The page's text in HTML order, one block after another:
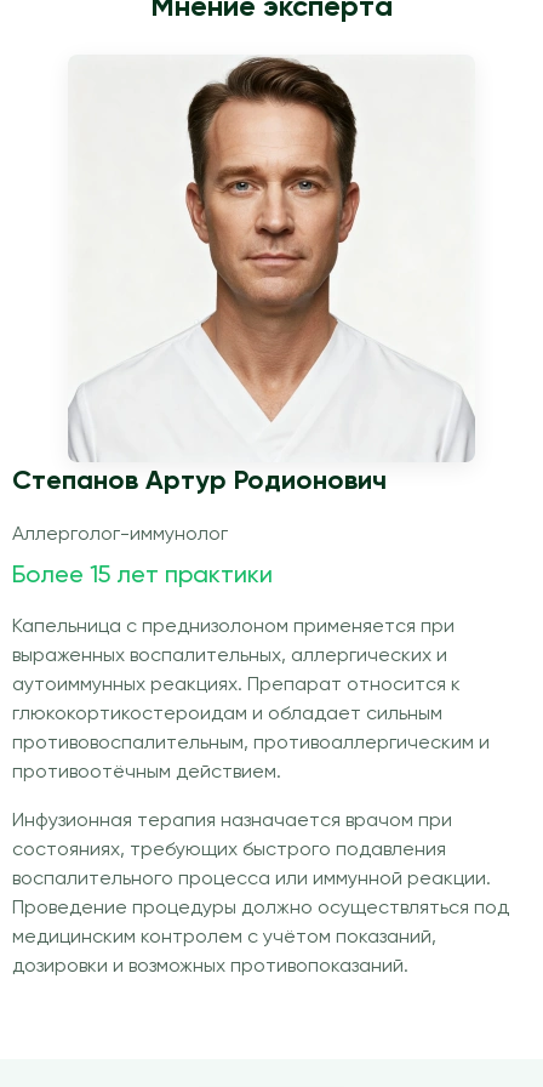
Мнение эксперта
Степанов Артур Родионович
Аллерголог-иммунолог
Более 15 лет практики
Капельница с преднизолоном применяется при
выраженных воспалительных, аллергических и
аутоиммунных реакциях. Препарат относится к
глюкокортикостероидам и обладает сильным
противовоспалительным, противоаллергическим и
противоотёчным действием.
Инфузионная терапия назначается врачом при
состояниях, требующих быстрого подавления
воспалительного процесса или иммунной реакции.
Проведение процедуры должно осуществляться под
медицинским контролем с учётом показаний,
дозировки и возможных противопоказаний.